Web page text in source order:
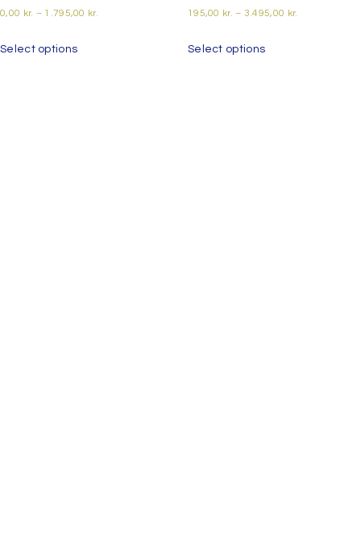
0,00 kr. – 1.795,00 kr.
Select options
195,00 kr. – 3.495,00 kr.
Select options